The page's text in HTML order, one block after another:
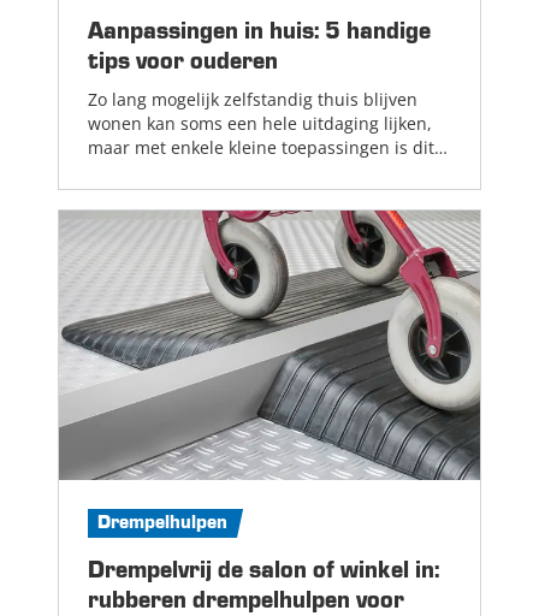
Aanpassingen in huis: 5 handige
tips voor ouderen
Zo lang mogelijk zelfstandig thuis blijven
wonen kan soms een hele uitdaging lijken,
maar met enkele kleine toepassingen is dit
dan ook enkele tips, zodat ouderen veiliger
en comfortabeler thuis kunnen blijven
wonen.... Lees meer
Drempelhulpen
Drempelvrij de salon of winkel in:
rubberen drempelhulpen voor